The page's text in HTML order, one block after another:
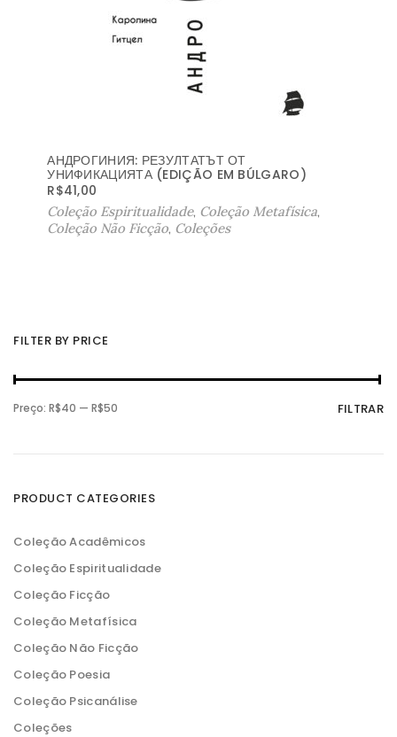
АНДРОГИНИЯ: РЕЗУЛТАТЪТ ОТ
УНИФИКАЦИЯТА (EDIÇÃO EM BÚLGARO)
R$41,00
Coleção Espiritualidade, Coleção Metafísica,
Coleção Não Ficção, Coleções
FILTER BY PRICE
P
r
o
n
i
P
r
o
x
i
FILTRAR
Preço: R$40 — R$50
PRODUCT CATEGORIES
Coleção Acadêmicos
Coleção Espiritualidade
Coleção Ficção
Coleção Metafísica
Coleção Não Ficção
Coleção Poesia
Coleção Psicanálise
Coleções